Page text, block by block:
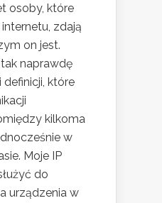
osoby, które
zdają
on jest.
naprawdę
które
kilkoma
w
Moje IP
do
urządzenia w